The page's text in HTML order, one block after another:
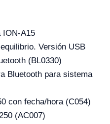
ION-A15
Versión USB
(BL0330)
Bluetooth para sistema
con fecha/hora (C054)
(AC007)